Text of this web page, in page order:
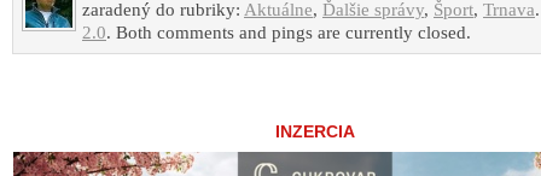
zaradený do rubriky: Aktuálne, Ďalšie správy, Šport, Trnava
2.0. Both comments and pings are currently closed.
INZERCIA